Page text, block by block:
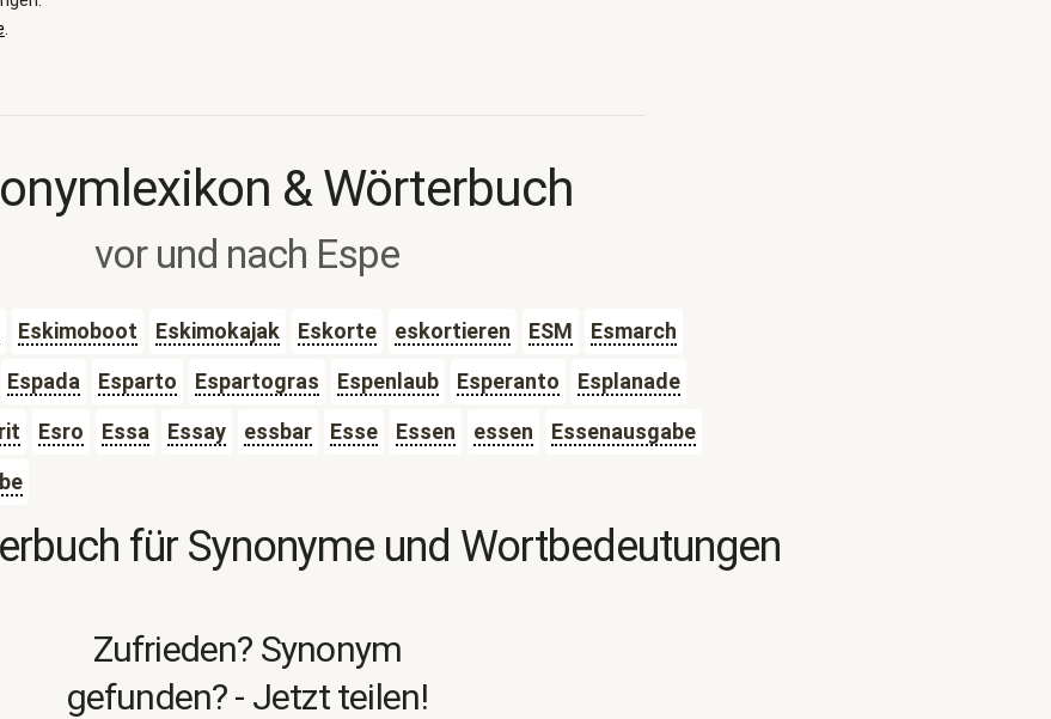
.
& Wörterbuch
vor und nach Espe
Eskimoboot Eskimokajak Eskorte eskortieren ESM
Esmarch
Espada Esparto Espartogras Espenlaub Esperanto
Esplanade
Esro Essa Essay essbar Esse Essen essen
Essenausgabe
für Synonyme und Wortbedeutungen
Zufrieden? Synonym
gefunden? - Jetzt teilen!